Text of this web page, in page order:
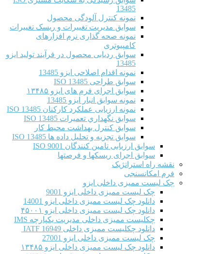
13485
نمونه کنترل آلودگی محصول
سوابق مدیریت تغییرات و ریسک تغییرات
نمونه صحه گذاری نرم افزارهای
کامپیوتری
سوابق ردیابی محصول در فرآیند تولید ایزو
13485
نمونه اقدام اصلاحی ایزو 13485
سوابق طراحی ISO 13485
سوابق اجرای فرم های ایزو ۱۳۴۸۵
نمونه سوابق انبار ایزو 13485
نمونه ارزیابی عملکرد کارکنان ISO 13485
سوابق نگهداري تعميرات ISO 13485
سوابق کنترل بهداشت محیط کار
سوابق تجزیه و تحلیل داده ها ISO 13485
سوابق ارزیابی تامین کنندگان ISO 9001
سوابق اجرای ریسکها و فرصتها
نقشه راه استراتژیک
فرم امکانسنجی
چک لیست ممیزی داخلی ایزو
چک لیست ممیزی داخلی ایزو 9001
دانلود چک لیست ممیزی داخلی ایزو 14001
دانلود چک لیست ممیزی داخلی ایزو ۴۵۰۰۱
چکلیست ممیزی داخلی مدیریت یکپارچه IMS
دانلود چکلیست ممیزی داخلی IATF 16949
چک لیست ممیزی داخلی ایزو 27001
دانلود چک لیست ممیزی داخلی ایزو ۱۳۴۸۵